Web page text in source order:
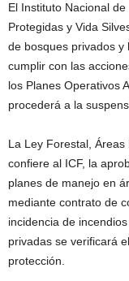
El Instituto Nacional
Protegidas y Vida
de bosques privados
cumplir con las
los Planes Operativos
procederá a la
La Ley Forestal, Áreas
confiere al ICF, la
planes de manejo en
mediante contrato de
incidencia de
privadas se verificará
protección.